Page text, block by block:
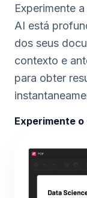
Experimente
AI está
dos seus
contexto e
para obter
Experimente o